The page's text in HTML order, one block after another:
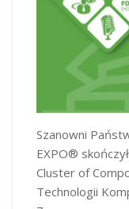
Szanowni
EXPO®
Cluster of
Technologii